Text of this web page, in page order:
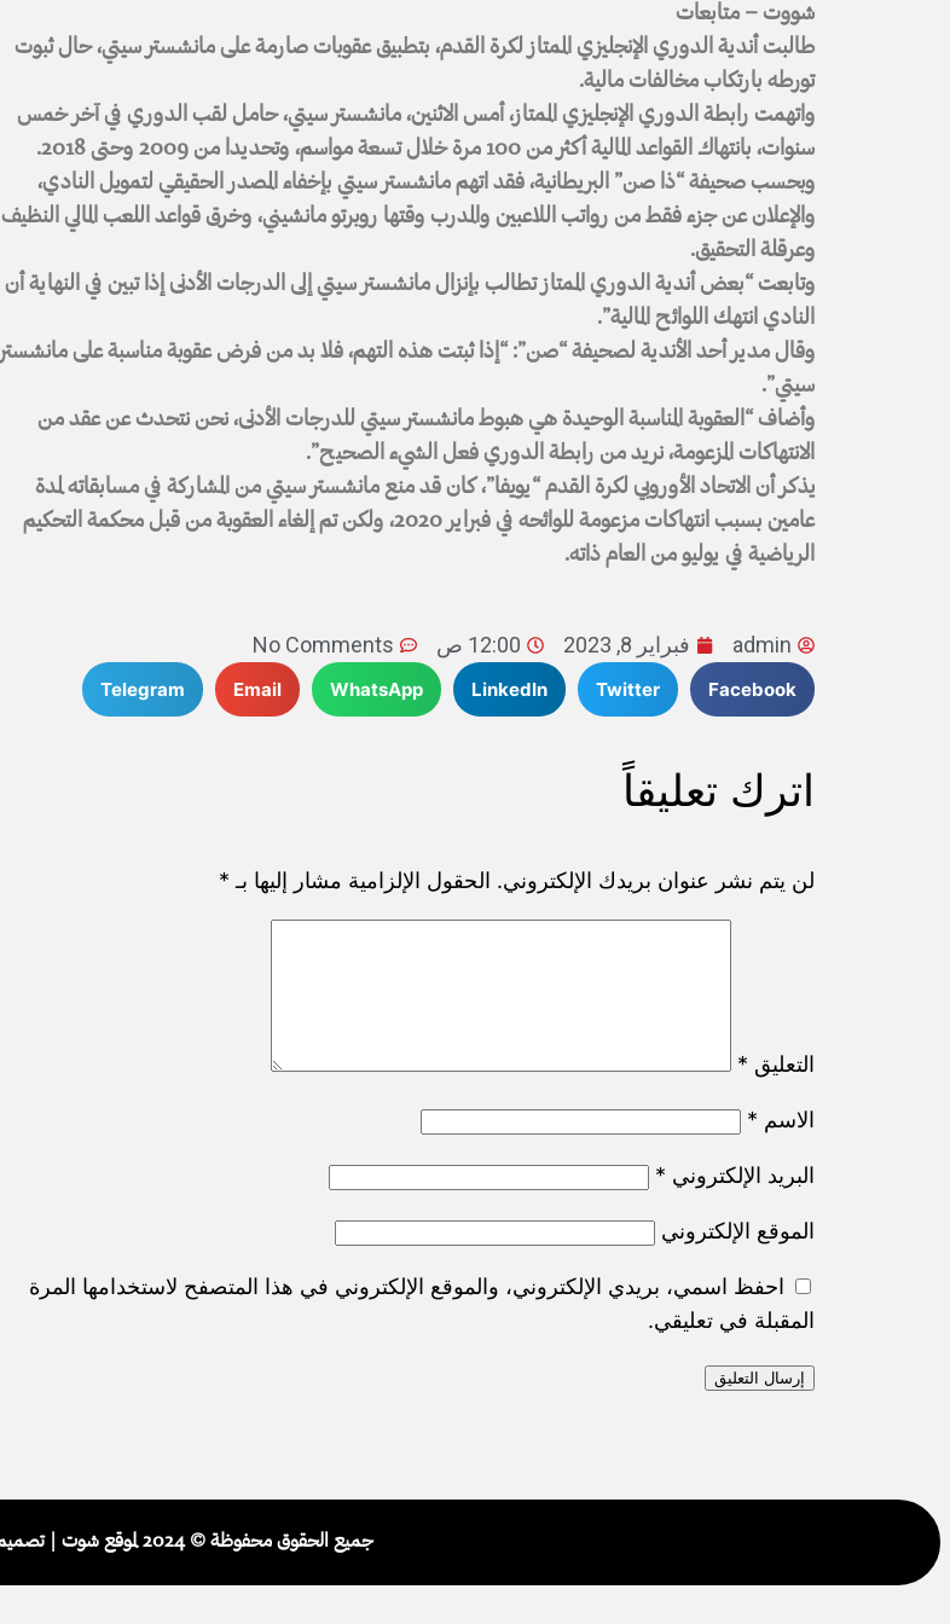
شووت – متابعات
طالبت أندية الدوري الإنجليزي الممتاز لكرة القدم، بتطبيق عقوبات صارمة على مانشستر سيتي، حال ثبوت
تورطه بارتكاب مخالفات مالية.
واتهمت رابطة الدوري الإنجليزي الممتاز، أمس الاثنين، مانشستر سيتي، حامل لقب الدوري في آخر خمس
سنوات، بانتهاك القواعد المالية أكثر من 100 مرة خلال تسعة مواسم، وتحديدا من 2009 وحتى 2018.
وبحسب صحيفة “ذا صن” البريطانية، فقد اتهم مانشستر سيتي بإخفاء المصدر الحقيقي لتمويل النادي،
والإعلان عن جزء فقط من رواتب اللاعبين والمدرب وقتها روبرتو مانشيني، وخرق قواعد اللعب المالي النظيف
وعرقلة التحقيق.
وتابعت “بعض أندية الدوري الممتاز تطالب بإنزال مانشستر سيتي إلى الدرجات الأدنى إذا تبين في النهاية أن
النادي انتهك اللوائح المالية”.
وقال مدير أحد الأندية لصحيفة “صن”: “إذا ثبتت هذه التهم، فلا بد من فرض عقوبة مناسبة على مانشستر
سيتي”.
وأضاف “العقوبة المناسبة الوحيدة هي هبوط مانشستر سيتي للدرجات الأدنى، نحن نتحدث عن عقد من
الانتهاكات المزعومة، نريد من رابطة الدوري فعل الشيء الصحيح”.
يذكر أن الاتحاد الأوروبي لكرة القدم “يويفا”، كان قد منع مانشستر سيتي من المشاركة في مسابقاته لمدة
عامين بسبب انتهاكات مزعومة للوائحه في فبراير 2020، ولكن تم إلغاء العقوبة من قبل محكمة التحكيم
الرياضية في يوليو من العام ذاته.
admin فبراير 8, 2023 12:00 ص No Comments
Facebook
Twitter
LinkedIn
WhatsApp
Email
Telegram
اترك تعليقاً
لن يتم نشر عنوان بريدك الإلكتروني. الحقول الإلزامية مشار إليها بـ *
التعليق *
الاسم *
البريد الإلكتروني *
الموقع الإلكتروني
احفظ اسمي، بريدي الإلكتروني، والموقع الإلكتروني في هذا المتصفح لاستخدامها المرة
المقبلة في تعليقي.
جميع الحقوق محفوظة © 2024 لموقع شوت | تصميم Newgenio